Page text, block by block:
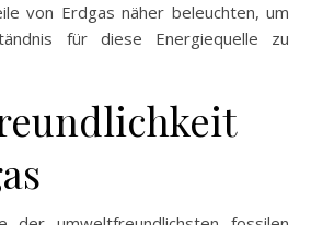
von Erdgas näher beleuchten, um
für diese Energiequelle zu